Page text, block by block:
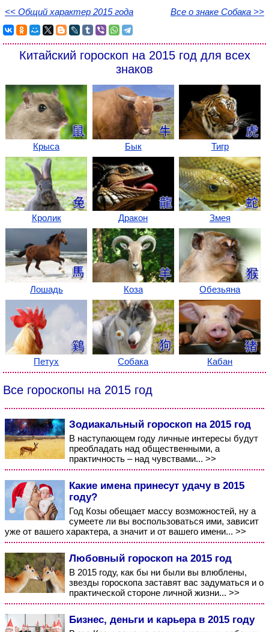
<< Общий характер 2015 года
Все о знаке Собака >>
Китайский гороскоп на 2015 год для всех
знаков
Крыса Бык Тигр
Кролик Дракон Змея
Лошадь Коза Обезьяна
Петух Собака Кабан
Все гороскопы на 2015 год
Зодиакальный гороскоп на 2015 год
В наступающем году личные интересы будут
преобладать над общественными, а
практичность – над чувствами... >>
Какие имена принесут удачу в 2015
году?
Год Козы обещает массу возможностей, ну а
сумеете ли вы воспользоваться ими, зависит
уже от вашего характера, а значит и от вашего имени... >>
Любовный гороскоп на 2015 год
В 2015 году, как бы ни были вы влюблены,
звезды гороскопа заставят вас задуматься и о
практической стороне личной жизни... >>
Бизнес, деньги и карьера в 2015 году